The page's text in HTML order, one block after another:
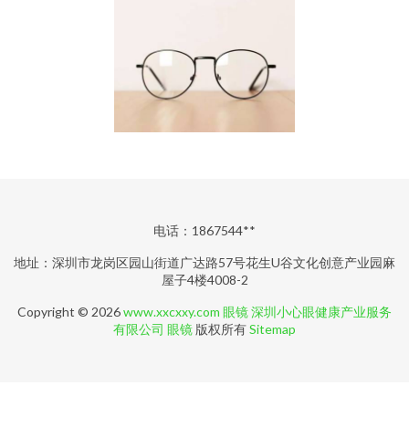
电话：1867544**
地址：深圳市龙岗区园山街道广达路57号花生U谷文化创意产业园麻
屋子4楼4008-2
Copyright © 2026www.xxcxxy.com 眼镜深圳小心眼健康产业服务
有限公司 眼镜 版权所有Sitemap